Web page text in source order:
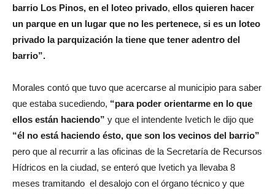
barrio Los Pinos, en el loteo privado, ellos quieren hacer
un parque en un lugar que no les pertenece, si es un loteo
privado la parquización la tiene que tener adentro del
barrio”.
Morales contó que tuvo que acercarse al municipio para saber
que estaba sucediendo, “para poder orientarme en lo que
ellos están haciendo” y que el intendente Ivetich le dijo que
“él no está haciendo ésto, que son los vecinos del barrio”
pero que al recurrir a las oficinas de la Secretaría de Recursos
Hídricos en la ciudad, se enteró que Ivetich ya llevaba 8
meses tramitando el desalojo con el órgano técnico y que